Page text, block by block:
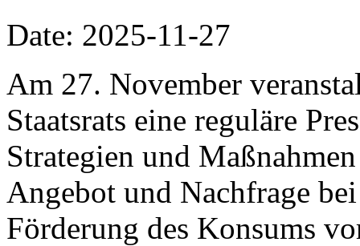
Date: 2025-11-27
Am 27. November
Staatsrats eine reguläre
Strategien und
Angebot und Nachfrage
Förderung des Konsums